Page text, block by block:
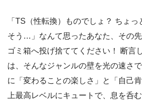
「TS（性転換）ものでしょ？ ちょ
そう…」なんて思ったあなた、その
ゴミ箱へ投げ捨ててください！ 断言
は、そんなジャンルの壁を光の速さ
に「変わることの楽しさ」と「自己
上最高レベルにキュートで、息を呑